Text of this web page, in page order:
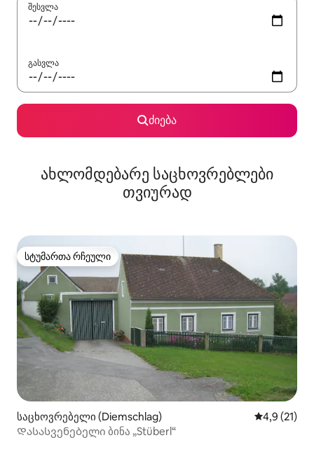
შესვლა
გასვლა
ძიება
ახლომდებარე საცხოვრებლები
თვიურად
სტუმართა რჩეული
სტუმართა რჩეული
საცხოვრებელი (Diemschlag) საშუალო
4,9 (21)
Დასასვენებელი ბინა „Stüberl“